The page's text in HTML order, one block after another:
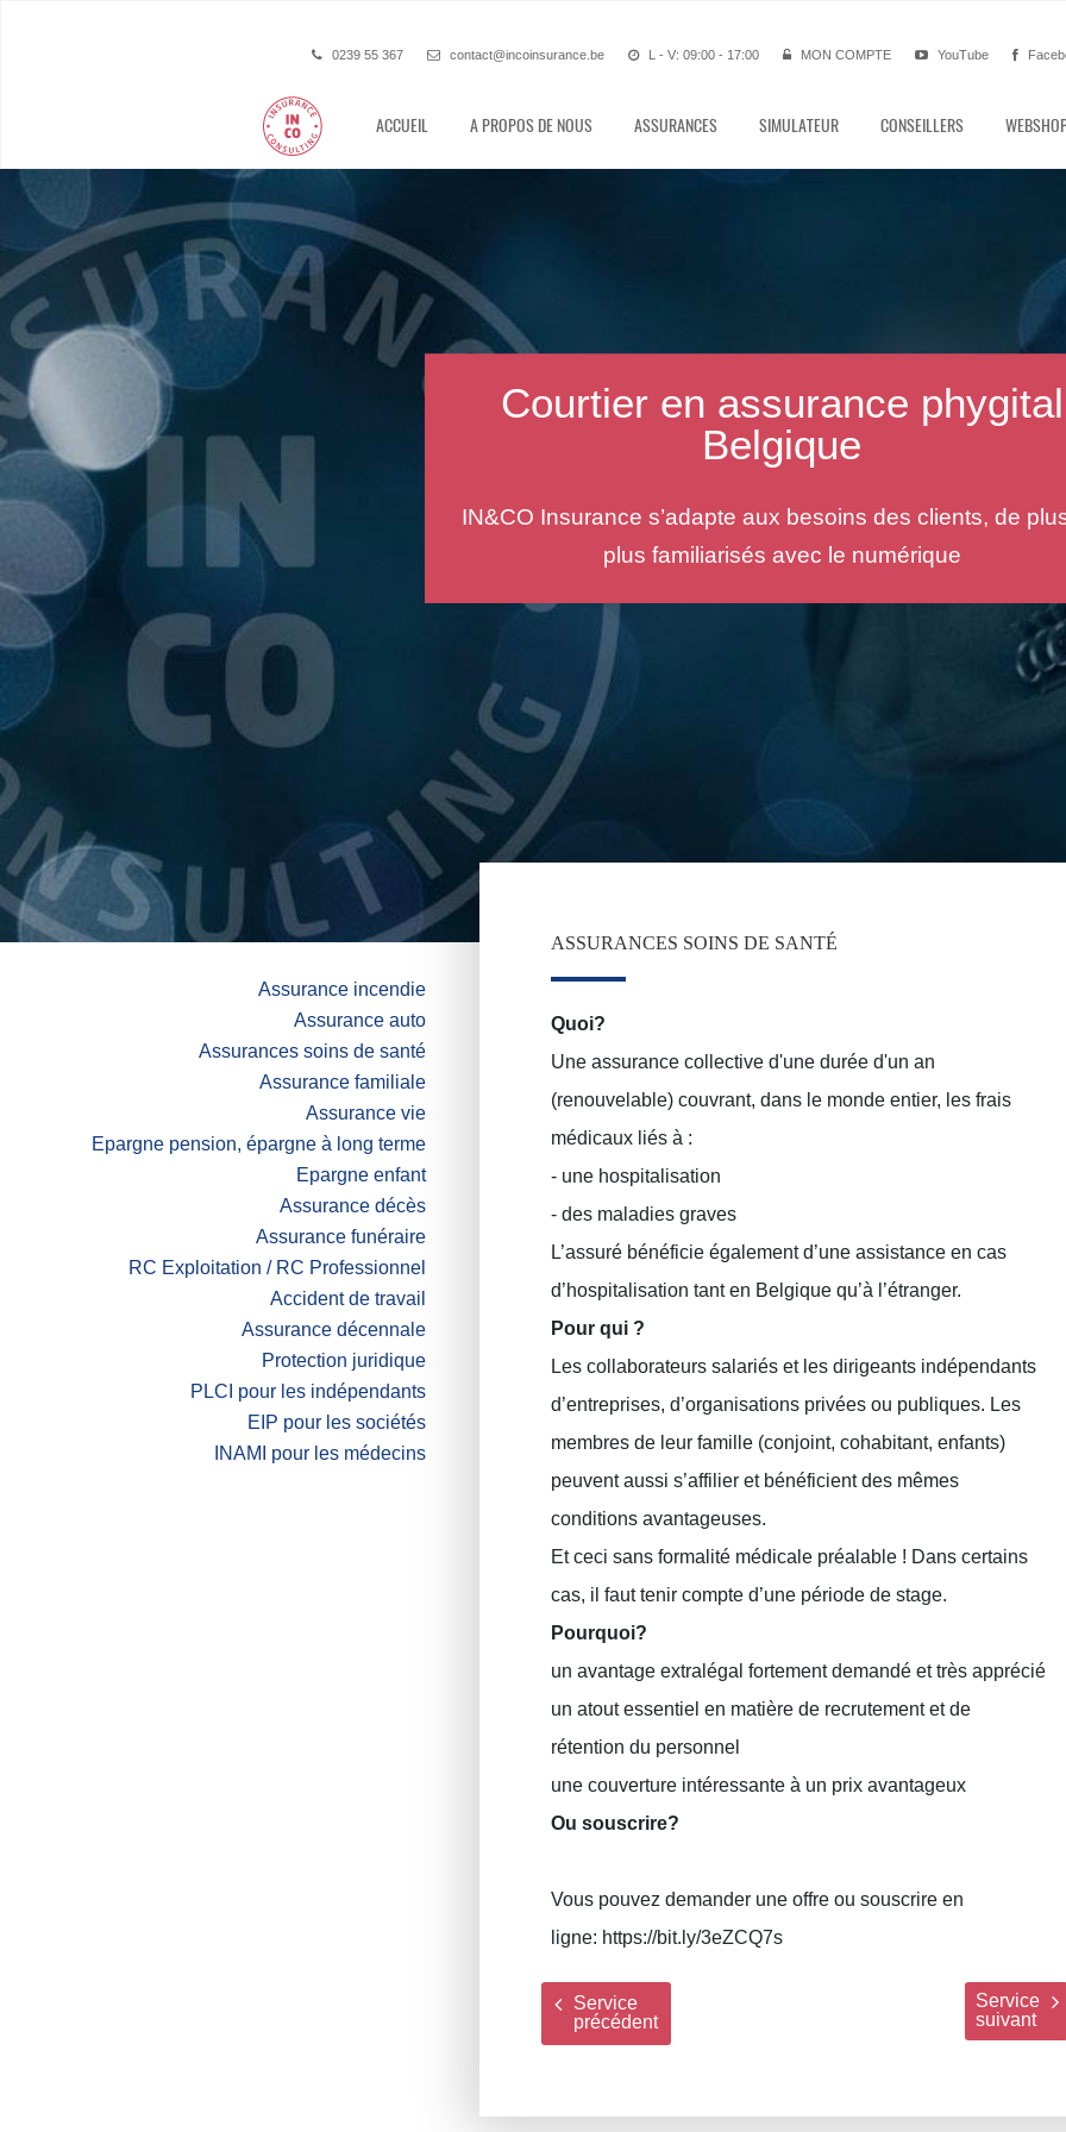
0239 55 367 contact@incoinsurance.be L - V: 09:00 - 17:00 MON COMPTE YouTube
ACCUEIL A PROPOS DE NOUS ASSURANCES SIMULATEUR CONSEILLERS
Assurance Belgique -
automobile Belgique
raisonnable en Belgique? N'hésitez pas à nous contacter
vous pouvez obtenir une estimation de la police
Assurance incendie
Assurance auto
Assurances soins de santé
Assurance familiale
Assurance vie
Epargne pension, épargne à long terme
Epargne enfant
Assurance décès
Assurance funéraire
RC Exploitation / RC Professionnel
Accident de travail
Assurance décennale
Protection juridique
PLCI pour les indépendants
EIP pour les sociétés
INAMI pour les médecins
ASSURANCES SOINS DE SANTÉ
Quoi?
Une assurance collective d'une durée d'un an
(renouvelable) couvrant, dans le monde entier, les frais
médicaux liés à :
- une hospitalisation
- des maladies graves
L’assuré bénéficie également d’une assistance en cas
d’hospitalisation tant en Belgique qu’à l’étranger.
Pour qui ?
Les collaborateurs salariés et les dirigeants indépendants
d’entreprises, d’organisations privées ou publiques. Les
membres de leur famille (conjoint, cohabitant, enfants)
peuvent aussi s’affilier et bénéficient des mêmes
conditions avantageuses.
Et ceci sans formalité médicale préalable ! Dans certains
cas, il faut tenir compte d’une période de stage.
Pourquoi?
un avantage extralégal fortement demandé et très apprécié
un atout essentiel en matière de recrutement et de
rétention du personnel
une couverture intéressante à un prix avantageux
Ou souscrire?
Vous pouvez demander une offre ou souscrire en
ligne: https://bit.ly/3eZCQ7s
Service
précédent
Service
suivant